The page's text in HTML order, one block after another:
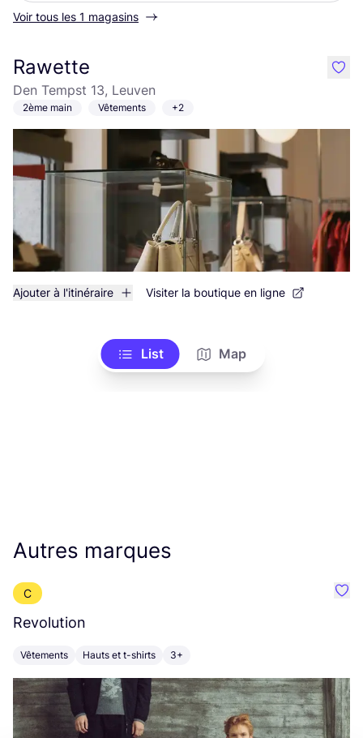
Voir tous les 1 magasins
Rawette
Den Tempst 13, Leuven
2ème main Vêtements +2
Ajouter à l'itinéraire Visiter la boutique en ligne
like
List Map
Autres marques
C
Revolution
Vêtements Hauts et t-shirts 3+